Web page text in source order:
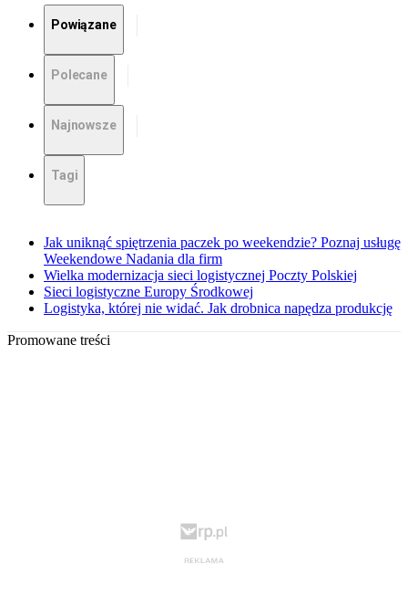
Powiązane
Polecane
Najnowsze
Tagi
Jak uniknąć spiętrzenia paczek po weekendzie? Poznaj usługę
Weekendowe Nadania dla firm
Wielka modernizacja sieci logistycznej Poczty Polskiej
Sieci logistyczne Europy Środkowej
Logistyka, której nie widać. Jak drobnica napędza produkcję
Promowane treści